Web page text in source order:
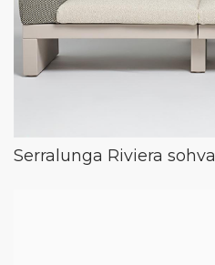
Serralunga Riviera sohva